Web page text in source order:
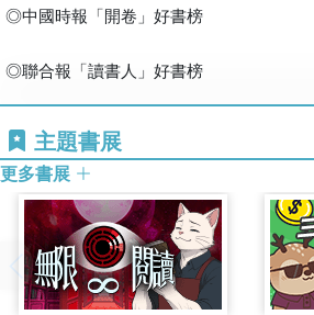
◎中國時報「開卷」好書榜
◎聯合報「讀書人」好書榜
◎「好書大家讀」第四十八梯次好書
◎新聞局推介中小學生優良課外讀物
主題書展
更多書展